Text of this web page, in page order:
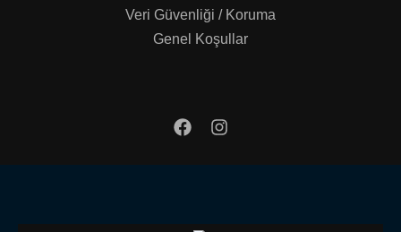
Veri Güvenliği / Koruma
Genel Koşullar